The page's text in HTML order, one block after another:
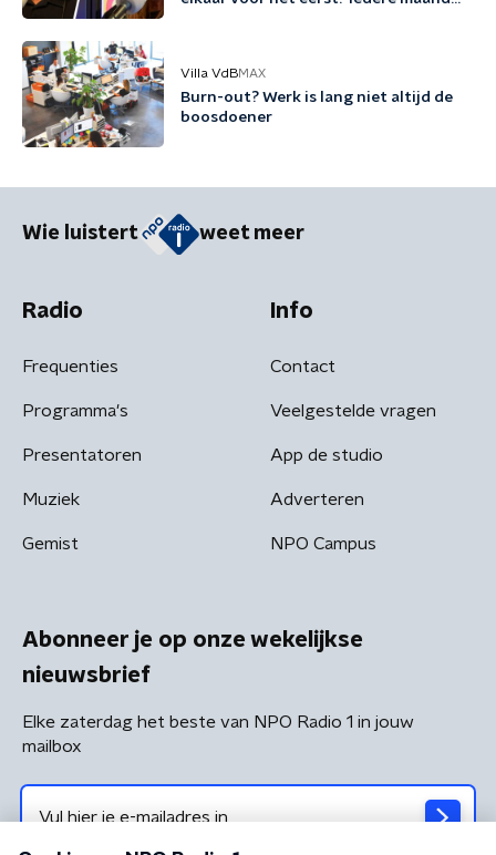
Villa VdBMAX
Burn-out? Werk is lang niet altijd de
boosdoener
Wie luistert weet meer
Radio
Frequenties
Programma's
Presentatoren
Muziek
Gemist
Info
Contact
Veelgestelde vragen
App de studio
Adverteren
NPO Campus
Abonneer je op onze wekelijkse
nieuwsbrief
Elke zaterdag het beste van NPO Radio 1 in jouw
mailbox